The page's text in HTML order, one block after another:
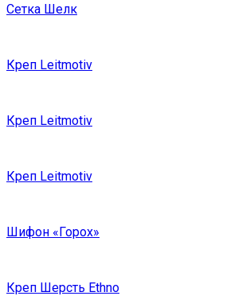
Сетка Шелк
Креп Leitmotiv
Креп Leitmotiv
Креп Leitmotiv
Шифон «Горох»
Креп Шерсть Ethno